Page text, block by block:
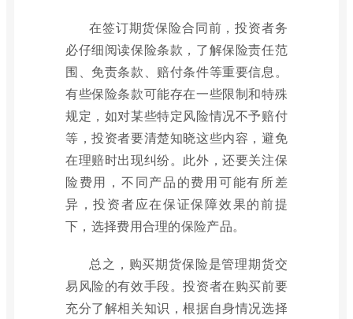
在签订期货保险合同前，投资者务
必仔细阅读保险条款，了解保险责任范
围、免责条款、赔付条件等重要信息。
有些保险条款可能存在一些限制和特殊
规定，如对某些特定风险情况不予赔付
等，投资者要清楚知晓这些内容，避免
在理赔时出现纠纷。此外，还要关注保
险费用，不同产品的费用可能有所差
异，投资者应在保证保障效果的前提
下，选择费用合理的保险产品。
总之，购买期货保险是管理期货交
易风险的有效手段。投资者在购买前要
充分了解相关知识，根据自身情况选择